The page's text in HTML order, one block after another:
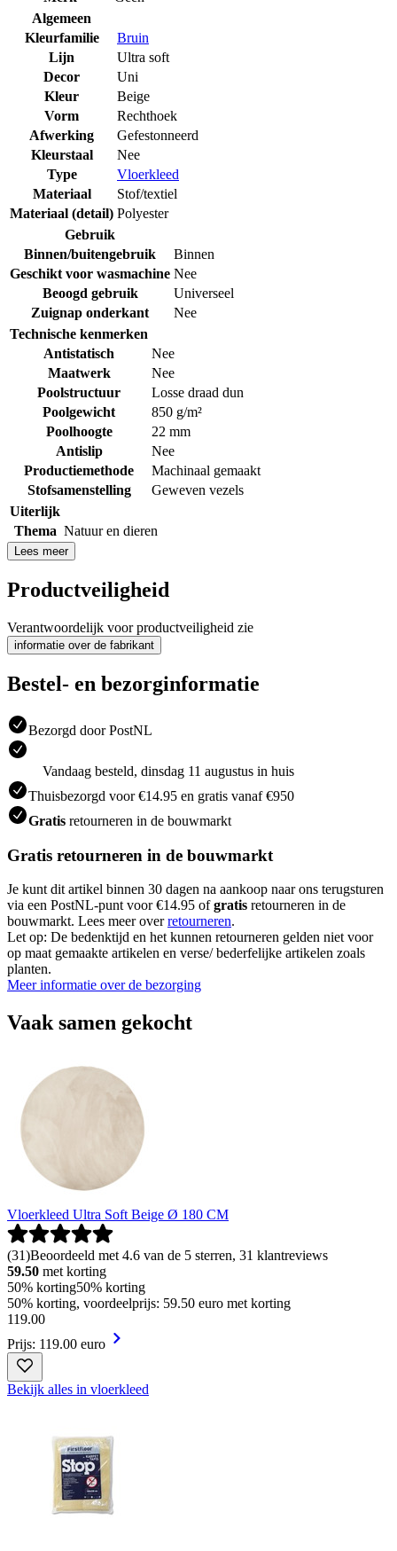
Algemeen
Kleurfamilie
Bruin
Lijn
Ultra soft
Decor
Uni
Kleur
Beige
Vorm
Rechthoek
Afwerking
Gefestonneerd
Kleurstaal
Nee
Type
Vloerkleed
Materiaal
Stof/textiel
Materiaal (detail) Polyester
Gebruik
Binnen/buitengebruik
Binnen
Geschikt voor wasmachine Nee
Beoogd gebruik
Universeel
Zuignap onderkant
Nee
Technische kenmerken
Antistatisch
Nee
Maatwerk
Nee
Poolstructuur
Losse draad dun
Poolgewicht
850 g/m²
Poolhoogte
22 mm
Antislip
Nee
Productiemethode
Machinaal gemaakt
Stofsamenstelling
Geweven vezels
Uiterlijk
Thema Natuur en dieren
Lees meer
Productveiligheid
Verantwoordelijk voor productveiligheid zie
informatie over de fabrikant
Bestel- en bezorginformatie
Bezorgd door PostNL
Vandaag besteld, dinsdag 11 augustus in huis
Thuisbezorgd voor €14.95 en gratis vanaf €950
Gratis retourneren in de bouwmarkt
Gratis retourneren in de bouwmarkt
Je kunt dit artikel binnen 30 dagen na aankoop naar ons terugsturen
via een PostNL-punt voor €14.95 ofgratis retourneren in de
bouwmarkt. Lees meer overretourneren.
Let op: De bedenktijd en het kunnen retourneren gelden niet voor
op maat gemaakte artikelen en verse/ bederfelijke artikelen zoals
planten.
Meer informatie over de bezorging
Vaak samen gekocht
Vloerkleed Ultra Soft Beige Ø 180 CM
(31)Beoordeeld met 4.6 van de 5 sterren, 31 klantreviews
59.50 met korting
50% korting50% korting
50% korting, voordeelprijs: 59.50 euro met korting
119.00
Prijs: 119.00 euro
Bekijk alles in vloerkleed